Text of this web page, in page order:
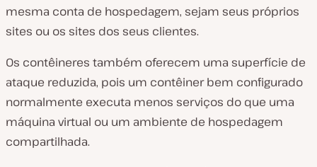
mesma conta de hospedagem, sejam seus próprios
sites ou os sites dos seus clientes.
Os contêineres também oferecem uma superfície de
ataque reduzida, pois um contêiner bem configurado
normalmente executa menos serviços do que uma
máquina virtual ou um ambiente de hospedagem
compartilhada.